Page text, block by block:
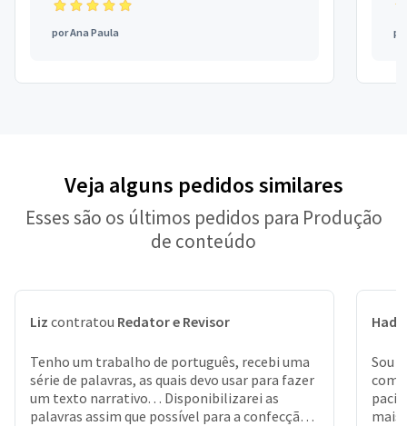
porAna Paula
Veja alguns pedidos similares
Esses são os últimos pedidos para Produção
de conteúdo
Liz contratou Redator e Revisor
Tenho um trabalho de português, recebi uma
série de palavras, as quais devo usar para fazer
um texto narrativo. . . Disponibilizarei as
palavras assim que possível para a confecção
Sou
com
mais